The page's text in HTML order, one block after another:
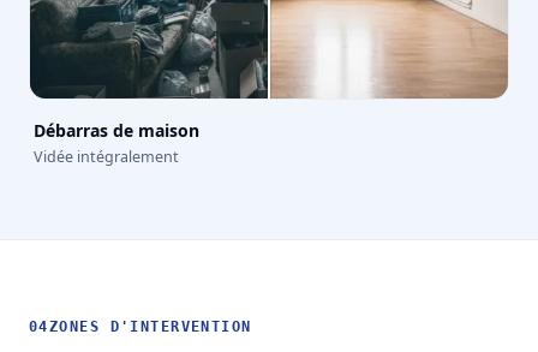
Débarras de maison
Vidée intégralement
04ZONES D'INTERVENTION